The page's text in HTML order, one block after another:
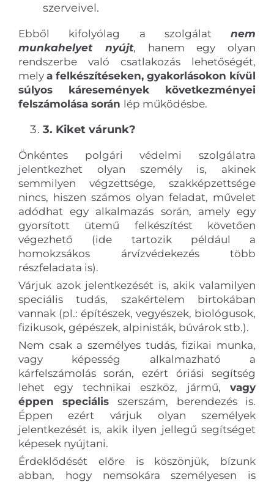
szerveivel.
Ebből kifolyólag a szolgálatnem
munkahelyet nyújt, hanem egy olyan
rendszerbe való csatlakozás lehetőségét,
mely a felkészítéseken, gyakorlásokon kívül
súlyos káresemények következményei
felszámolása során lép működésbe.
3. Kiket várunk?
Önkéntes polgári védelmi szolgálatra
jelentkezhet olyan személy is, akinek
semmilyen végzettsége, szakképzettsége
nincs, hiszen számos olyan feladat, művelet
adódhat egy alkalmazás során, amely egy
gyorsított ütemű felkészítést követően
végezhető (ide tartozik például a
homokzsákos árvízvédekezés több
részfeladata is).
Várjuk azok jelentkezését is, akik valamilyen
speciális tudás, szakértelem birtokában
vannak (pl.: építészek, vegyészek, biológusok,
fizikusok, gépészek, alpinisták, búvárok stb.).
Nem csak a személyes tudás, fizikai munka,
vagy képesség alkalmazható a
kárfelszámolás során, ezért óriási segítség
lehet egy technikai eszköz, jármű,vagy
éppen speciális szerszám, berendezés is.
Éppen ezért várjuk olyan személyek
jelentkezését is, akik ilyen jellegű segítséget
képesek nyújtani.
Érdeklődését előre is köszönjük, bízunk
abban, hogy nemsokára személyesen is